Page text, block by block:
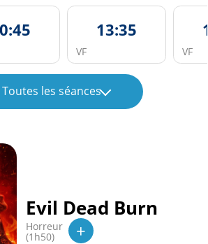
13:35
VF VF
Toutes les séances
Evil Dead Burn
Horreur
(1h50) +